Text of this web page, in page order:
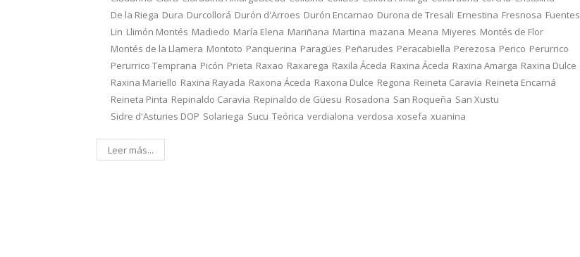
De la Riega Dura Durcollorá Durón d'Arroes Durón Encarnao Durona de Tresali Ernestina Fresnosa Fuentes
Lin Llimón Montés Madiedo María Elena Mariñana Martina mazana Meana Miyeres Montés de Flor
Montés de la Llamera Montoto Panquerina Paragües Peñarudes Peracabiella Perezosa Perico Perurrico
Perurrico Temprana Picón Prieta Raxao Raxarega Raxila Áceda Raxina Áceda Raxina Amarga Raxina Dulce
Raxina Mariello Raxina Rayada Raxona Áceda Raxona Dulce Regona Reineta Caravia Reineta Encarná
Reineta Pinta Repinaldo Caravia Repinaldo de Güesu Rosadona San Roqueña San Xustu
Sidre d'Asturies DOP Solariega Sucu Teórica verdialona verdosa xosefa xuanina
Leer más...